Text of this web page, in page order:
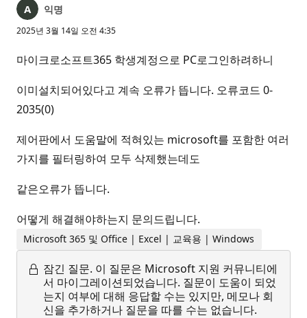
익명
2025년 3월 14일 오전 4:35
마이크로소프트365 학생계정으로 PC로그인하려하니
이미설치되어있다고 계속 오류가 뜹니다. 오류코드 0-
2035(0)
제어판에서 도움말에 적혀있는 microsoft를 포함한 여러
가지를 필터링하여 모두 삭제했는데도
같은오류가 뜹니다.
어떻게 해결해야하는지 문의드립니다.
Microsoft 365 및 Office | Excel | 교육용 | Windows
잠긴 질문. 이 질문은 Microsoft 지원 커뮤니티에
서 마이그레이션되었습니다. 질문이 도움이 되었
는지 여부에 대해 응답할 수는 있지만, 메모나 회
신을 추가하거나 질문을 따를 수는 없습니다.